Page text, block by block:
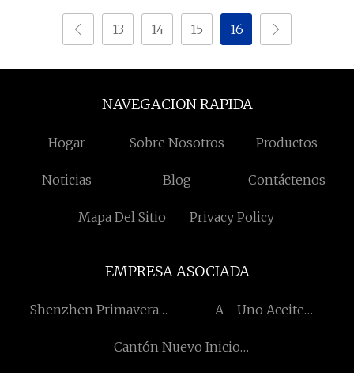
13 14 15 16
NAVEGACION RAPIDA
Hogar Sobre Nosotros Productos
Noticias Blog Contáctenos
Mapa Del Sitio Privacy Policy
EMPRESA ASOCIADA
Shenzhen Primavera
A - Uno Aceite
Limitado.
Cantón Nuevo Inicio